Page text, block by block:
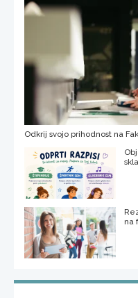
Odkrij svojo prihodnost na
na